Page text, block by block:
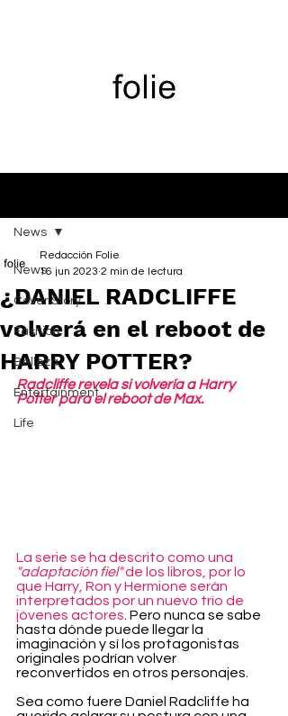
News
Cover Story
Fashion
Belleza
Entertainment
Life
News
¿DANIEL RADCLIFFE
volverá en el reboot de
HARRY POTTER?
Redacción Folie
16 jun 2023 2 min de lectura
Radcliffe revela si volvería a Harry
Potter para el reboot de Max.
La serie se ha descrito como una
"adaptación fiel" de los libros, por lo
que Harry, Ron y Hermione serán
interpretados por un nuevo trío de
jóvenes actores . Pero nunca se sabe
hasta dónde puede llegar la
imaginación y sí los protagonistas
originales podrían volver
reconvertidos en otros personajes.
Sea como fuere Daniel Radcliffe ha